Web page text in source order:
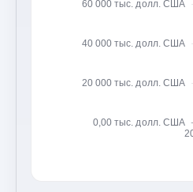
0,00 тыс. долл. США
20 000 тыс. долл. США
40 000 тыс. долл. США
60 000 тыс. долл. США